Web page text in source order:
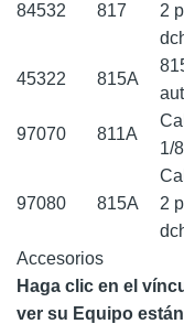
84532 817
2
45322 815A
97070 811A
1/
97080 815A
2
Accesorios
Haga clic en el
ver su Equipo